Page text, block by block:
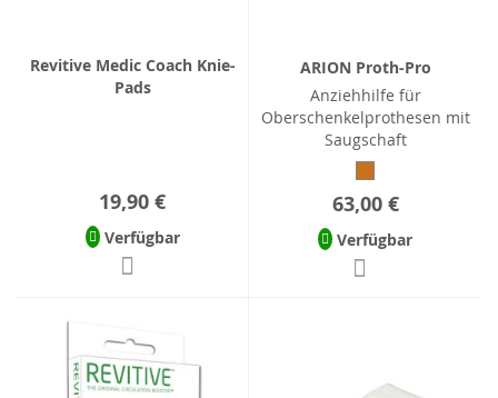
Revitive Medic Coach Knie-
Pads
19,90 €
Verfügbar
ARION Proth-Pro
Anziehhilfe für
Oberschenkelprothesen mit
Saugschaft
63,00 €
Verfügbar